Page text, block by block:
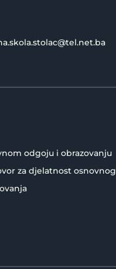
odgoju i obrazovanju
za djelatnost osnovnog